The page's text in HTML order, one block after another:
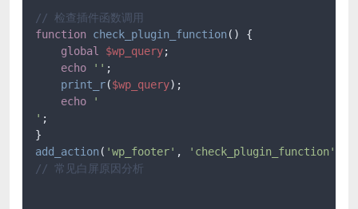
// 检查插件函数调用
function check_plugin_function( ) {
global
$wp_query;
echo
'' ;
print_r($wp_query);
echo
'
' ;
add_action( 'wp_footer' , 'check_plugin_function'
// 常见白屏原因分析